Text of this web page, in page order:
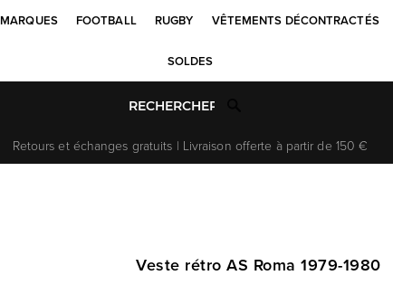
MARQUES FOOTBALL RUGBY VÊTEMENTS DÉCONTRACTÉS
SOLDES
Retours et échanges gratuits | Livraison offerte à partir de 150 €
Veste rétro AS Roma 1979-1980